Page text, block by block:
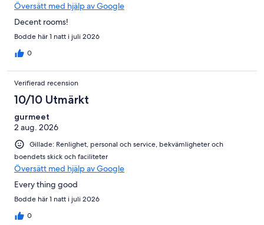
Översätt med hjälp av Google
Decent rooms!
Bodde här 1 natt i juli 2026
0
Verifierad recension
10/10 Utmärkt
gurmeet
2 aug. 2026
Gillade: Renlighet, personal och service, bekvämligheter och
boendets skick och faciliteter
Översätt med hjälp av Google
Every thing good
Bodde här 1 natt i juli 2026
0